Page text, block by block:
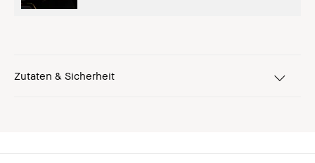
Zutaten & Sicherheit